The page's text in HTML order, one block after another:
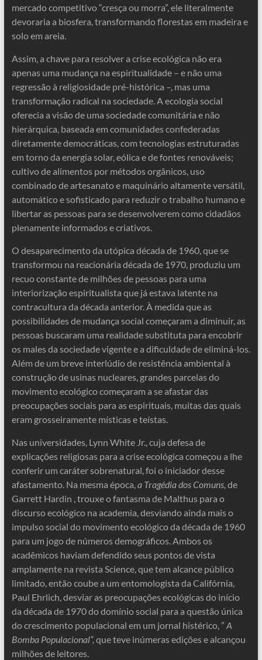
mercado competitivo “cresça ou morra”, ele literalmente
devoraria a biosfera, transformando florestas em madeira e
solo em areia.
Assim, a chave para resolver a crise ecológica não era
apenas uma mudança na espiritualidade – e não uma
regressão à religiosidade pré-histórica –, mas uma
transformação radical na sociedade. A ecologia social
oferecia a visão de uma sociedade comunitária e não
hierárquica, baseada em comunidades confederadas
diretamente democráticas, com tecnologias estruturadas
em torno da energia solar, eólica e de fontes renováveis;
cultivo de alimentos por métodos orgânicos, uso
combinado de artesanato e maquinário altamente versátil,
automático e sofisticado para reduzir o trabalho humano e
libertar as pessoas para se desenvolverem como cidadãos
plenamente informados e criativos.
O desaparecimento da utópica década de 1960, que se
transformou na reacionária década de 1970, produziu um
recuo constante de milhões de pessoas para uma
interiorização espiritualista que já estava latente na
contracultura da década anterior. À medida que as
possibilidades de mudança social começaram a diminuir, as
pessoas buscaram uma realidade substituta para encobrir
os males da sociedade vigente e a dificuldade de eliminá-los.
Além de um breve interlúdio de resistência ambiental à
construção de usinas nucleares, grandes parcelas do
movimento ecológico começaram a se afastar das
preocupações sociais para as espirituais, muitas das quais
eram grosseiramente místicas e teístas.
Nas universidades, Lynn White Jr., cuja defesa de
explicações religiosas para a crise ecológica começou a lhe
conferir um caráter sobrenatural, foi o iniciador desse
afastamento. Na mesma época,a Tragédia dos Comuns, de
Garrett Hardin , trouxe o fantasma de Malthus para o
discurso ecológico na academia, desviando ainda mais o
impulso social do movimento ecológico da década de 1960
para um jogo de números demográficos. Ambos os
acadêmicos haviam defendido seus pontos de vista
amplamente na revista Science, que tem alcance público
limitado, então coube a um entomologista da Califórnia,
Paul Ehrlich, desviar as preocupações ecológicas do início
da década de 1970 do domínio social para a questão única
do crescimento populacional em um jornal histérico, ” A
Bomba Populacional”, que teve inúmeras edições e alcançou
milhões de leitores.